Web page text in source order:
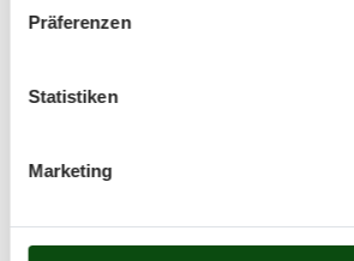
Präferenzen
Statistiken
Marketing